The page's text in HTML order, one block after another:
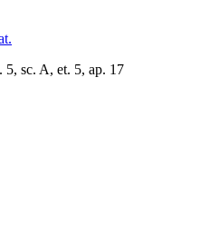
5, sc. A, et. 5, ap. 17